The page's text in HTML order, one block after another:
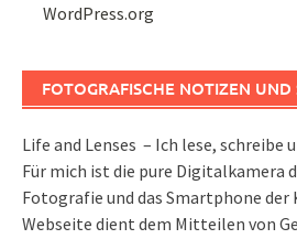
WordPress.org
FOTOGRAFISCHE NOTIZEN UND
Life and Lenses – Ich lese, schreibe
Für mich ist die pure Digitalkamera
Fotografie und das Smartphone der
Webseite dient dem Mitteilen von